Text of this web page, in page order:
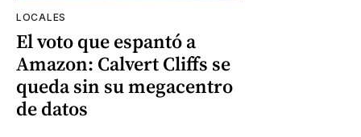
LOCALES
El voto que espantó a
Amazon: Calvert Cliffs se
queda sin su megacentro
de datos